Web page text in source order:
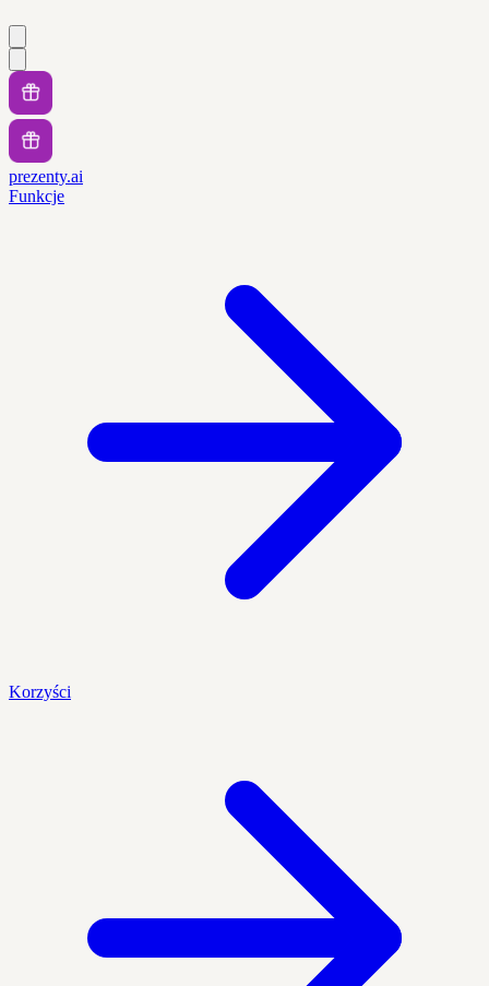
prezenty.ai
Funkcje
Korzyści